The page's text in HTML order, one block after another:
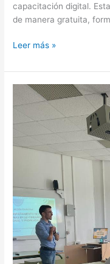
capacitación digital.
de manera gratuita,
Leer más »
Charlas
sobre
orientación
sociolaboral